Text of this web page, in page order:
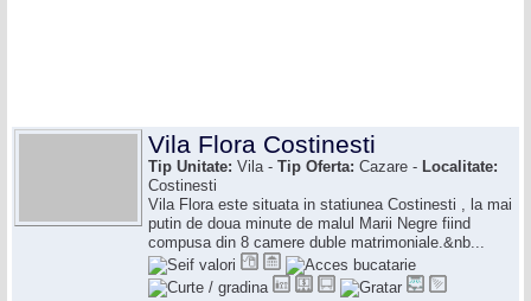
Vila Flora Costinesti
Tip Unitate: Vila - Tip Oferta: Cazare - Localitate:
Costinesti
Vila Flora este situata in statiunea Costinesti , la mai
putin de doua minute de malul Marii Negre fiind
compusa din 8 camere duble matrimoniale.&nb...